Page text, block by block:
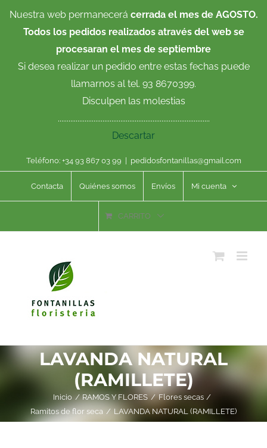
Nuestra web permanecerá cerrada el mes de AGOSTO.
Todos los pedidos realizados através del web se
procesaran el mes de septiembre
Si desea realizar un pedido entre estas fechas puede
llamarnos al tel. 93 8670399.
Disculpen las molestias
.....................................................................................
Descartar
Teléfono: +34 93 867 03 99 pedidosfontanillas@gmail.com
Contacta Quiénes somos Envíos Mi cuenta
CARRITO
LAVANDA NATURAL
(RAMILLETE)
Inicio RAMOS Y FLORES
Flores secas
Ramitos de flor seca
LAVANDA NATURAL (RAMILLETE)